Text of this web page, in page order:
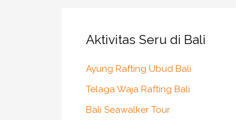
Aktivitas Seru di Bali
Ayung Rafting Ubud Bali
Telaga Waja Rafting Bali
Bali Seawalker Tour